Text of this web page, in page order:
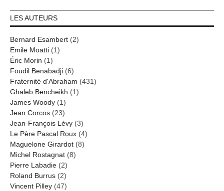
LES AUTEURS
Bernard Esambert (2)
Emile Moatti (1)
Éric Morin (1)
Foudil Benabadji (6)
Fraternité d'Abraham (431)
Ghaleb Bencheikh (1)
James Woody (1)
Jean Corcos (23)
Jean-François Lévy (3)
Le Père Pascal Roux (4)
Maguelone Girardot (8)
Michel Rostagnat (8)
Pierre Labadie (2)
Roland Burrus (2)
Vincent Pilley (47)